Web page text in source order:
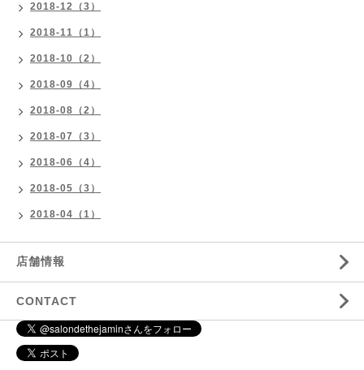
2018-12（3）
2018-11（1）
2018-10（2）
2018-09（4）
2018-08（2）
2018-07（3）
2018-06（4）
2018-05（3）
2018-04（1）
店舗情報
CONTACT